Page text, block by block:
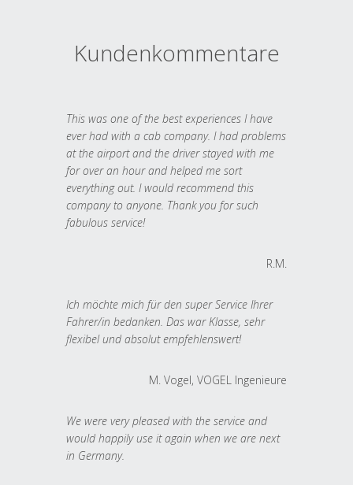
Kundenkommentare
This was one of the best experiences I have
ever had with a cab company. I had problems
at the airport and the driver stayed with me
for over an hour and helped me sort
everything out. I would recommend this
company to anyone. Thank you for such
fabulous service!
R.M.
Ich möchte mich für den super Service Ihrer
Fahrer/in bedanken. Das war Klasse, sehr
flexibel und absolut empfehlenswert!
M. Vogel, VOGEL Ingenieure
We were very pleased with the service and
would happily use it again when we are next
in Germany.